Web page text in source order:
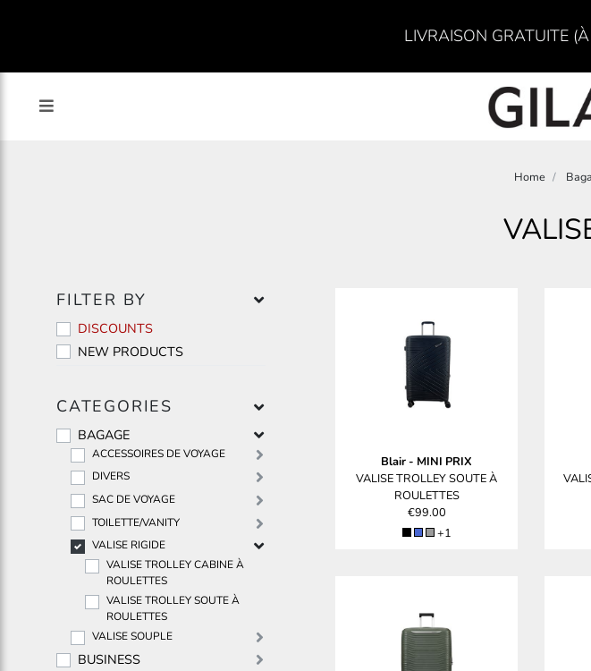
LIVRAISON GRATUITE
Home
FILTER BY
DISCOUNTS
NEW PRODUCTS
CATEGORIES
BAGAGE
ACCESSOIRES DE VOYAGE
DIVERS
SAC DE VOYAGE
TOILETTE/VANITY
VALISE RIGIDE
VALISE TROLLEY CABINE À
ROULETTES
VALISE TROLLEY SOUTE À
ROULETTES
VALISE SOUPLE
BUSINESS
Blair- MINI PRIX
VALISE TROLLEY SOUTE À
ROULETTES
€99.00
+1